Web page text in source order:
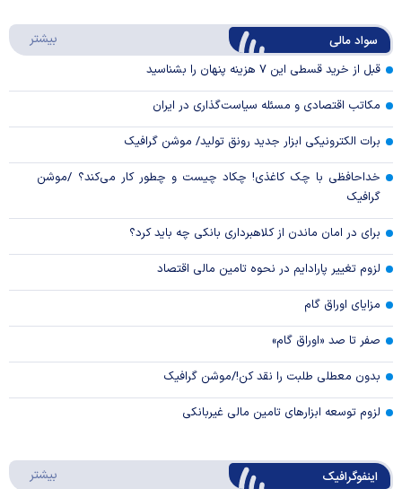
Video
سواد مالی بیشتر
قبل از خرید قسطی این ۷ هزینه پنهان را بشناسید
مکاتب اقتصادی و مسئله سیاست‌گذاری در ایران
برات الکترونیکی ابزار جدید رونق تولید/ موشن گرافیک
خداحافظی با چک کاغذی! چکاد چیست و چطور کار می‌کند؟ /موشن
گرافیک
برای در امان ماندن از کلاهبرداری بانکی چه باید کرد؟
لزوم تغییر پارادایم در نحوه تامین مالی اقتصاد
مزایای اوراق گام
صفر تا صد «اوراق گام»
بدون معطلی طلبت را نقد کن!/موشن گرافیک
لزوم توسعه ابزارهای تامین مالی غیربانکی
اینفوگرافیک بیشتر